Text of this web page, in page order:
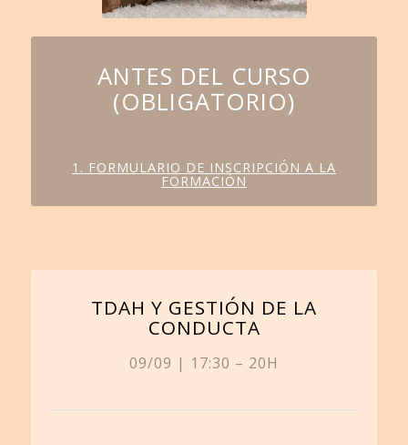
ANTES DEL CURSO
(OBLIGATORIO)
1. FORMULARIO DE INSCRIPCIÓN A LA
FORMACIÓN
TDAH Y GESTIÓN DE LA
CONDUCTA
09/09 | 17:30 – 20H